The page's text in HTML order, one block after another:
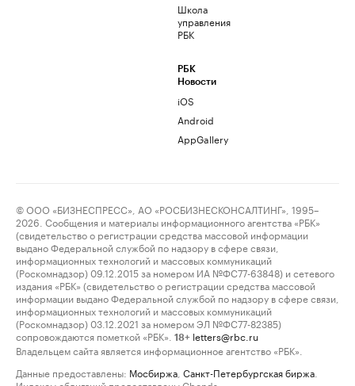
Школа
управления
РБК
РБК
Новости
iOS
Android
AppGallery
© ООО «БИЗНЕСПРЕСС», АО «РОСБИЗНЕСКОНСАЛТИНГ», 1995–
2026. Сообщения и материалы информационного агентства «РБК»
(свидетельство о регистрации средства массовой информации
выдано Федеральной службой по надзору в сфере связи,
информационных технологий и массовых коммуникаций
(Роскомнадзор) 09.12.2015 за номером ИА №ФС77-63848) и сетевого
издания «РБК» (свидетельство о регистрации средства массовой
информации выдано Федеральной службой по надзору в сфере связи,
информационных технологий и массовых коммуникаций
(Роскомнадзор) 03.12.2021 за номером ЭЛ №ФС77-82385)
сопровождаются пометкой «РБК».
18+ letters@rbc.ru
Владельцем сайта является информационное агентство «РБК».
Данные предоставлены: Мосбиржа Санкт-Петербургская биржа